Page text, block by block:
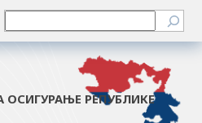
Претрага
ОСИГУРАЊЕ РЕПУБЛИКЕ